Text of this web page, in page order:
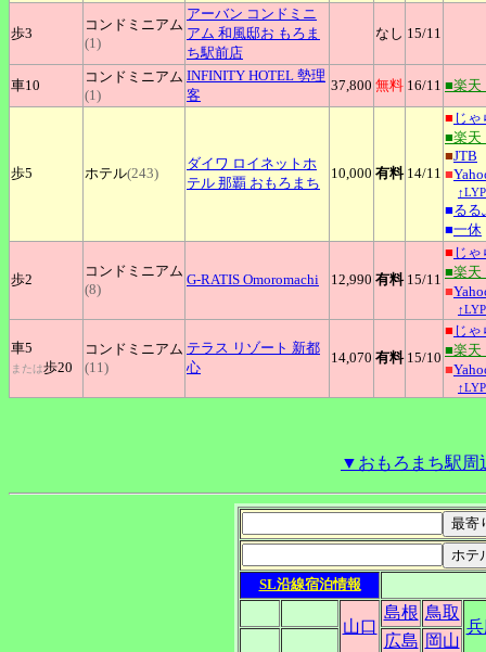
歩3
コンドミニアム
(1)
アーバン コンドミニ
アム 和風邸お もろま
ち駅前店
なし 15/11
車10
コンドミニアム
(1)
INFINITY HOTEL 勢理
客
37,800 無料 16/11 ■楽天
歩5 ホテル(243)
ダイワ ロイネットホ
テル 那覇 おもろまち
10,000 有料 14/11
■ じ
■楽天
■JTB
■
■るる
■一休
歩2
コンドミニアム
(8)
G-RATIS Omoromachi 12,990 有料 15/11
■ じ
■楽天
■
車5
または歩20
コンドミニアム
(11)
テラス リゾート 新都
心
14,070 有料 15/10
■ じ
■楽天
■
▼おもろまち駅周
SL沿線宿泊情報
山口
島根 鳥取
広島 岡山